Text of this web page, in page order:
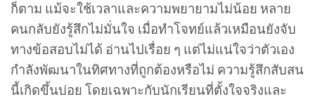
ก็ตาม แม้จะใช้เวลาและความพยายามไม่น้อย หลาย
คนกลับยังรู้สึกไม่มั่นใจ เมื่อทำโจทย์แล้วเหมือนยังจับ
ทางข้อสอบไม่ได้ อ่านไปเรื่อย ๆ แต่ไม่แน่ใจว่าตัวเอง
กำลังพัฒนาในทิศทางที่ถูกต้องหรือไม่ ความรู้สึกสับสน
นี้เกิดขึ้นบ่อย โดยเฉพาะกับนักเรียนที่ตั้งใจจริงและ